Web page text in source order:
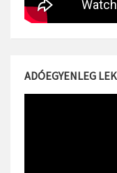
ADÓEGYENLEG